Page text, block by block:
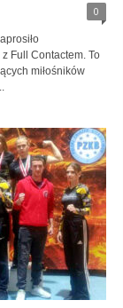
0
Full Contactem. To
miłośników